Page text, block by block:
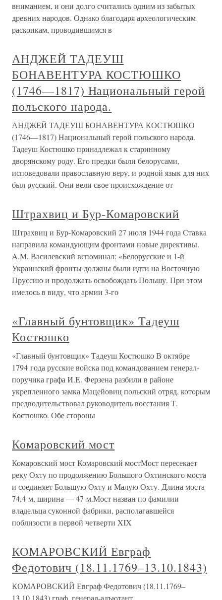
вниманием, и они долго считались одним из забытых
древних народов. Однако благодаря археологическим
раскопкам, проводившимся в
АНДЖЕЙ ТАДЕУШ
БОНАВЕНТУРА КОСТЮШКО
(1746—1817) Национальный герой
польского народа.
АНДЖЕЙ ТАДЕУШ БОНАВЕНТУРА КОСТЮШКО
(1746—1817) Национальный герой польского народа.
Тадеуш Костюшко принадлежал к старинному
дворянскому роду. Его предки были белорусами,
исповедовали православную веру, и родной язык для них
был русский. Они вели свое происхождение от
Штрахвиц и Бур-Комаровский
Штрахвиц и Бур-Комаровский 27 июля 1944 года Ставка
направила командующим фронтами новые директивы.
A.M. Василевский вспоминал: «Белорусские и 1-й
Украинский фронты должны были идти на Восточную
Пруссию и продолжать освобождать Польшу. При этом
имелось в виду, что армии 3-го
«Главный бунтовщик» Тадеуш
Костюшко
«Главный бунтовщик» Тадеуш Костюшко В октябре
1794 года русские войска под командованием генерал-
поручика графа И.Е. Ферзена разбили в районе
укрепленного замка Мацейовиц польский отряд, которым
предводительствовал руководитель восстания Т.
Костюшко. Обе стороны
Комаровский мост
Комаровский мост Комаровский мостМост пересекает
реку Охту по продолжению Большого Охтинского моста
и соединяет Большую Охту и Малую Охту. Длина моста
74,4 м, ширина — 47 м.Мост назван по фамилии
владельца суконной фабрики, располагавшейся
поблизости в первой четверти XIX
КОМАРОВСКИЙ Евграф
Федотович (18.11.1769–13.10.1843)
КОМАРОВСКИЙ Евграф Федотович (18.11.1769–